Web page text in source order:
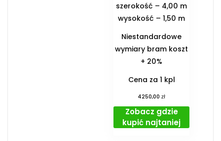
szerokość – 4,00 m
wysokość – 1,50 m
Niestandardowe
wymiary bram koszt
+ 20%
Cena za 1 kpl
4250,00zł
Zobacz gdzie
kupić najtaniej